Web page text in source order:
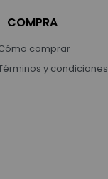
COMPRA
comprar
y condiciones